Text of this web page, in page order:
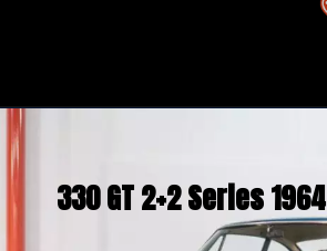
330 GT 2+2 Series 1964